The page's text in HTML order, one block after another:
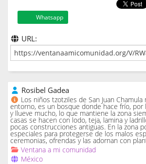
Whatsapp
URL:
Rosibel Gadea
Los niños tzotziles de San Juan
entorno, es un bosque donde hace frío, por
y llueve mucho, lo que mantiene la zona
casas se hacen con lodo, teja, lamina y
pocas construcciones antiguas. En la zona
especiales para protegerse de los malos
ceremonias, ofrendas y las adornan con
Ventana a mi comunidad
México